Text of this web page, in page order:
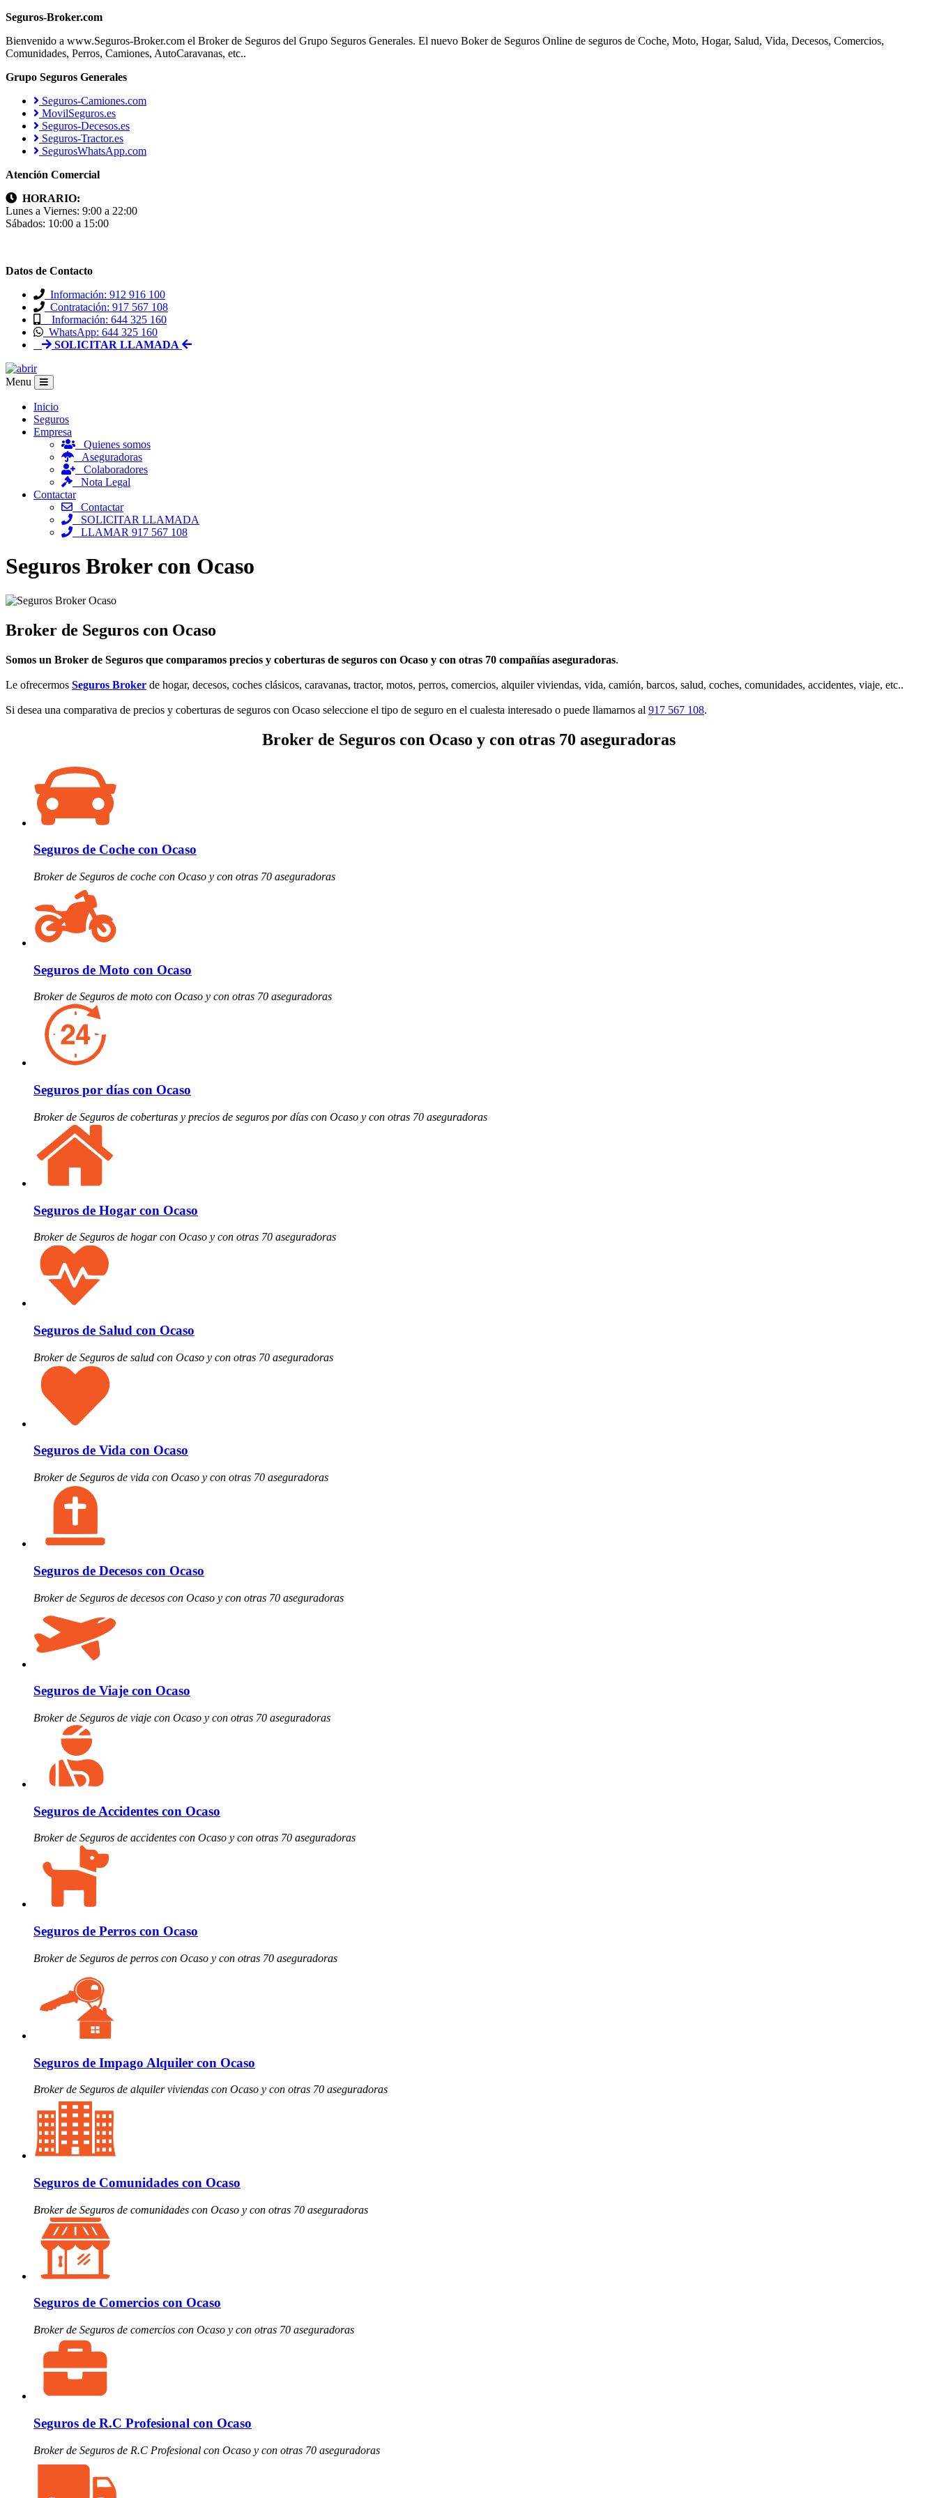
Seguros-Broker.com
Bienvenido a www.Seguros-Broker.com el Broker de Seguros del Grupo Seguros Generales. El nuevo Boker de Seguros Online de seguros de Coche, Moto, Hogar, Salud, Vida, Decesos, Comercios,
Comunidades, Perros, Camiones, AutoCaravanas, etc..
Grupo Seguros Generales
Seguros-Camiones.com
MovilSeguros.es
Seguros-Decesos.es
Seguros-Tractor.es
SegurosWhatsApp.com
Atención Comercial
HORARIO:
Lunes a Viernes: 9:00 a 22:00
Sábados: 10:00 a 15:00
Datos de Contacto
Información: 912 916 100
Contratación: 917 567 108
Información: 644 325 160
WhatsApp: 644 325 160
SOLICITAR LLAMADA
Menu
Inicio
Seguros
Empresa
Quienes somos
Aseguradoras
Colaboradores
Nota Legal
Contactar
Contactar
SOLICITAR LLAMADA
LLAMAR 917 567 108
Seguros Broker con Ocaso
Broker de Seguros con Ocaso
Somos un Broker de Seguros que comparamos precios y coberturas de seguros con Ocaso y con otras 70 compañías aseguradoras.
Le ofrecermos Seguros Broker de hogar, decesos, coches clásicos, caravanas, tractor, motos, perros, comercios, alquiler viviendas, vida, camión, barcos, salud, coches, comunidades, accidentes, viaje, etc..
Si desea una comparativa de precios y coberturas de seguros con Ocaso seleccione el tipo de seguro en el cualesta interesado o puede llamarnos al 917 567 108.
Broker de Seguros con Ocaso y con otras 70 aseguradoras
Seguros de Coche con Ocaso
Broker de Seguros de coche con Ocaso y con otras 70 aseguradoras
Seguros de Moto con Ocaso
Broker de Seguros de moto con Ocaso y con otras 70 aseguradoras
Seguros por días con Ocaso
Broker de Seguros de coberturas y precios de seguros por días con Ocaso y con otras 70 aseguradoras
Seguros de Hogar con Ocaso
Broker de Seguros de hogar con Ocaso y con otras 70 aseguradoras
Seguros de Salud con Ocaso
Broker de Seguros de salud con Ocaso y con otras 70 aseguradoras
Seguros de Vida con Ocaso
Broker de Seguros de vida con Ocaso y con otras 70 aseguradoras
Seguros de Decesos con Ocaso
Broker de Seguros de decesos con Ocaso y con otras 70 aseguradoras
Seguros de Viaje con Ocaso
Broker de Seguros de viaje con Ocaso y con otras 70 aseguradoras
Seguros de Accidentes con Ocaso
Broker de Seguros de accidentes con Ocaso y con otras 70 aseguradoras
Seguros de Perros con Ocaso
Broker de Seguros de perros con Ocaso y con otras 70 aseguradoras
Seguros de Impago Alquiler con Ocaso
Broker de Seguros de alquiler viviendas con Ocaso y con otras 70 aseguradoras
Seguros de Comunidades con Ocaso
Broker de Seguros de comunidades con Ocaso y con otras 70 aseguradoras
Seguros de Comercios con Ocaso
Broker de Seguros de comercios con Ocaso y con otras 70 aseguradoras
Seguros de R.C Profesional con Ocaso
Broker de Seguros de R.C Profesional con Ocaso y con otras 70 aseguradoras